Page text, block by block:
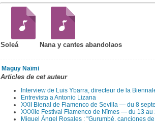
Soleá Nana y cantes abandolaos
Maguy Naïmi
Articles de cet auteur
Interview de Luis Ybarra, directeur de la
Entrevista a Antonio Lizana
XXII Bienal de Flamenco de Sevilla — du 8
XXXIIe Festival Flamenco de Nîmes — du 13 au
Miguel Ángel Rosales : "Gurumbé, canciones